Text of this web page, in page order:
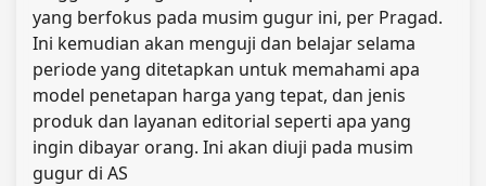
yang berfokus pada musim gugur ini, per Pragad.
Ini kemudian akan menguji dan belajar selama
periode yang ditetapkan untuk memahami apa
model penetapan harga yang tepat, dan jenis
produk dan layanan editorial seperti apa yang
ingin dibayar orang. Ini akan diuji pada musim
gugur di AS